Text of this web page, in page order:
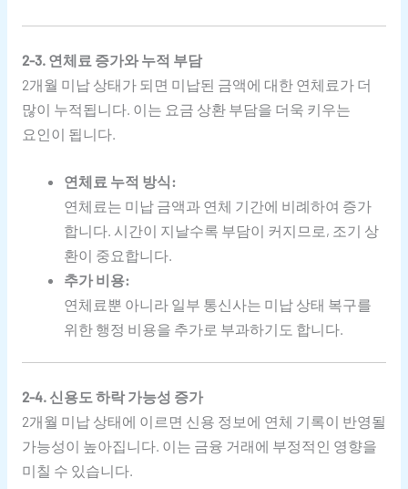
2-3. 연체료 증가와 누적 부담
2개월 미납 상태가 되면 미납된 금액에 대한 연체료가 더
많이 누적됩니다. 이는 요금 상환 부담을 더욱 키우는
요인이 됩니다.
연체료 누적 방식:
연체료는 미납 금액과 연체 기간에 비례하여 증가
합니다. 시간이 지날수록 부담이 커지므로, 조기 상
환이 중요합니다.
추가 비용:
연체료뿐 아니라 일부 통신사는 미납 상태 복구를
위한 행정 비용을 추가로 부과하기도 합니다.
2-4. 신용도 하락 가능성 증가
2개월 미납 상태에 이르면 신용 정보에 연체 기록이 반영될
가능성이 높아집니다. 이는 금융 거래에 부정적인 영향을
미칠 수 있습니다.